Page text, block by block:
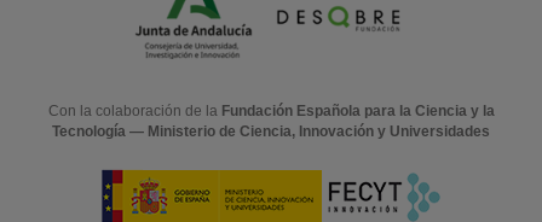
Con la colaboración de la Fundación Española para la Ciencia y la
Tecnología — Ministerio de Ciencia, Innovación y Universidades